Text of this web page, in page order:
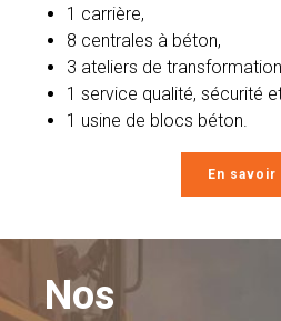
1 carrière,
8 centrales à béton,
3 ateliers de transformation
1 service qualité, sécurité
1 usine de blocs béton.
En savoir
Nos